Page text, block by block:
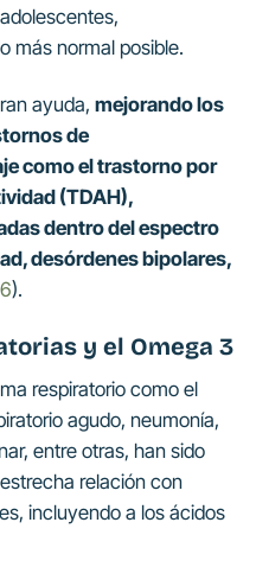
más normal posible.
ayuda, mejorando los
de
como el trastorno por
(TDAH),
dentro del espectro
desórdenes bipolares,
).
y el Omega 3
respiratorio como el
agudo, neumonía,
entre otras, han sido
relación con
incluyendo a los ácidos